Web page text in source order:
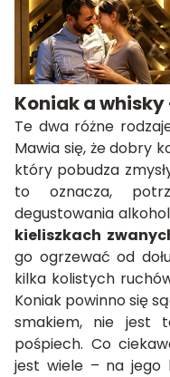
Koniak a
Te dwa różne
Mawia się, że dobry
który pobudza
to oznacza,
degustowania
kieliszkach
go ogrzewać od
kilka kolistych
Koniak powinno się
smakiem, nie jest
pośpiech. Co
jest wiele – na jego